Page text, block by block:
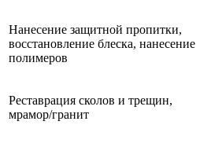
Нанесение защитной пропитки,
восстановление блеска, нанесение
полимеров
Реставрация сколов и трещин,
мрамор/гранит